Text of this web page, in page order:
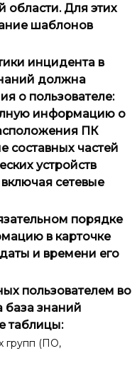
области. Для этих
шаблонов
инцидента в
должна
о пользователе:
информацию о
ПК
составных частей
устройств
сетевые
порядке
в карточке
и времени его
пользователем во
база знаний
таблицы:
групп (ПО,